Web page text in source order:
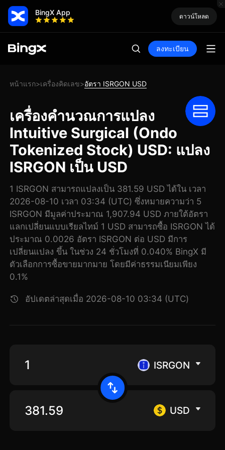
BingX App ดาวน์โหลด
ลงทะเบียน
หน้าแรก>เครื่องคิดเลข>อัตรา ISRGON USD
เครื่องคำนวณการแปลง
Intuitive Surgical (Ondo
Tokenized Stock) USD: แปลง
ISRGON เป็น USD
1 ISRGON สามารถแปลงเป็น 381.59 USD ได้ใน เวลา
2026-08-10 เวลา 03:34 (UTC) ซึ่งหมายความว่า 5
ISRGON มีมูลค่าประมาณ 1,907.94 USD ภายใต้อัตรา
แลกเปลี่ยนแบบเรียลไทม์ 1 USD สามารถซื้อ ISRGON ได้
ประมาณ 0.0026 อัตรา ISRGON ต่อ USD มีการ
เปลี่ยนแปลง ขึ้น ในช่วง 24 ชั่วโมงที่ 0.040% BingX มี
ตัวเลือกการซื้อขายมากมาย โดยมีค่าธรรมเนียมเพียง
0.1%
อัปเดตล่าสุดเมื่อ 2026-08-10 03:34 (UTC)
ISRGON
USD